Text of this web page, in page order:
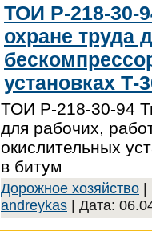
ТОИ Р-218-30-
охране труда
установках Т-
ТОИ Р-218-30-94
для рабочих,
окислительных
в битум
Дорожное хозяйство |
andreykas | Дата: